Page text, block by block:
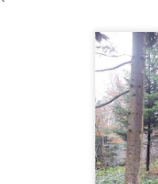
dawnych zabudowań, czy
Podkarpackie dwory -
Bratkówka - wieś położona
Pogórza Dynowskiego, w
Wisłok, z drugiej stoki
leży na nizinie i
przysiółek Bratkówki -
Rusinów zwanych